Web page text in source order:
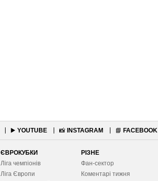
▶️ YOUTUBE 📸 INSTAGRAM 📘 FACEBOOK
ЄВРОКУБКИ
Ліга чемпіонів
Ліга Європи
РІЗНЕ
Фан-сектор
Коментарі тижня